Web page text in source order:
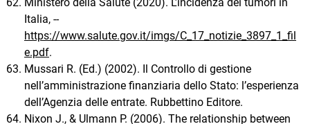
Italia, --
https://www.salute.gov.it/imgs/C_17_notizie_3897_1_fil
e.pdf.
Mussari R. (Ed.) (2002). Il Controllo di gestione
nell’amministrazione finanziaria dello Stato: l’esperienza
dell’Agenzia delle entrate. Rubbettino Editore.
Nixon J., & Ulmann P. (2006). The relationship between